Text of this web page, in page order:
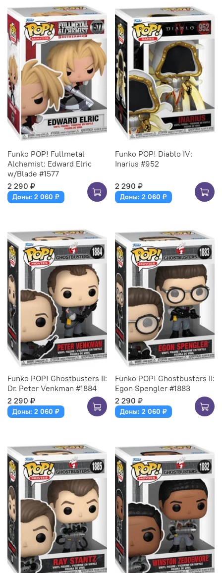
Funko POP! Fullmetal
Alchemist: Edward Elric
w/Blade #1577
2 290 ₽
Доны: 2 060 ₽
Funko POP! Diablo IV:
Inarius #952
2 290 ₽
Доны: 2 060 ₽
Funko POP! Ghostbusters II:
Dr. Peter Venkman #1884
2 290 ₽
Доны: 2 060 ₽
Funko POP! Ghostbusters II:
Egon Spengler #1883
2 290 ₽
Доны: 2 060 ₽